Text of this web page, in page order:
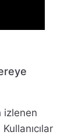
izlenen